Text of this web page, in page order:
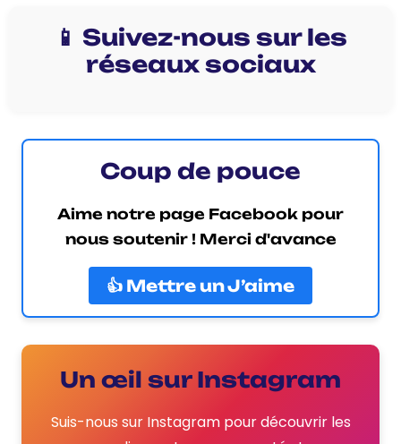
📱 Suivez-nous sur les
réseaux sociaux
Coup de pouce
Aime notre page Facebook pour
nous soutenir ! Merci d'avance
👍 Mettre un J’aime
Un œil sur Instagram
Suis-nous sur Instagram pour découvrir les